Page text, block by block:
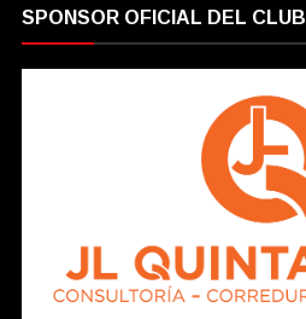
SPONSOR OFICIAL DEL CLUB